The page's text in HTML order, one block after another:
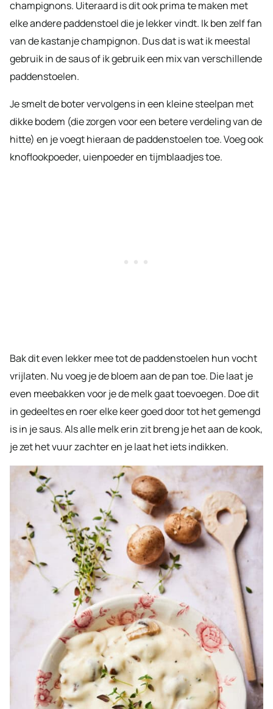
champignons. Uiteraard is dit ook prima te maken met
elke andere paddenstoel die je lekker vindt. Ik ben zelf fan
van de kastanje champignon. Dus dat is wat ik meestal
gebruik in de saus of ik gebruik een mix van verschillende
paddenstoelen.
Je smelt de boter vervolgens in een kleine steelpan met
dikke bodem (die zorgen voor een betere verdeling van de
hitte) en je voegt hieraan de paddenstoelen toe. Voeg ook
knoflookpoeder, uienpoeder en tijmblaadjes toe.
Bak dit even lekker mee tot de paddenstoelen hun vocht
vrijlaten. Nu voeg je de bloem aan de pan toe. Die laat je
even meebakken voor je de melk gaat toevoegen. Doe dit
in gedeeltes en roer elke keer goed door tot het gemengd
is in je saus. Als alle melk erin zit breng je het aan de kook,
je zet het vuur zachter en je laat het iets indikken.